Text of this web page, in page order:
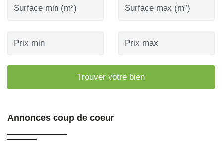
Trouver votre bien
Annonces coup de coeur